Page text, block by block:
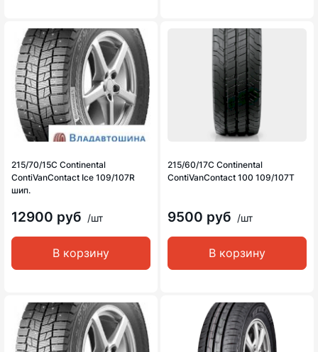
215/70/15C Continental
ContiVanContact Ice 109/107R
шип.
12900 руб /шт
В корзину
215/60/17C Continental
ContiVanContact 100 109/107T
9500 руб /шт
В корзину